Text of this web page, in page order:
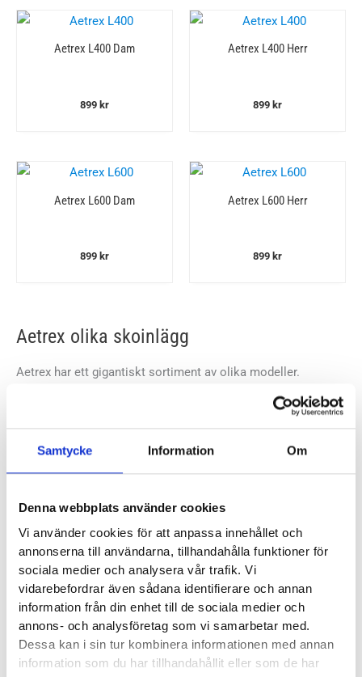
Samtycke Information Om
Denna webbplats använder cookies
Vi använder cookies för att anpassa innehållet och
annonserna till användarna, tillhandahålla funktioner för
sociala medier och analysera vår trafik. Vi
vidarebefordrar även sådana identifierare och annan
information från din enhet till de sociala medier och
annons- och analysföretag som vi samarbetar med.
Dessa kan i sin tur kombinera informationen med annan
information som du har tillhandahållit eller som de har
Aetrex L400 Dam
899 kr
Aetrex L400 Herr
899 kr
Aetrex L600 Dam
899 kr
Aetrex L600 Herr
899 kr
Aetrex olika skoinlägg
Aetrex har ett gigantiskt sortiment av olika modeller.
Modellerna syftar främst till vilken idrott eller aktivitet de
primärt är anpassade för. Men även om en modell heter
vardags. Inom varje modell finns flertalet olika varianter av
mängden stöd efter dina behov och förutsättningar. När vi
guidar dig till rätt skoinlägg från Aetrex så utgår vi alltid från
ditt belastningsmönster och vad vi vill avlasta på din kropp.
Med Aetrex skoinlägg stödjer vi upp framfoten, avlastar hälar,
korrigerar vinklar kring fotleden och minskar belastningen
uppåt i kroppen.
Aetrex L400-serien
L400-serien är Aetrex Compete modell. En fint uppbyggd